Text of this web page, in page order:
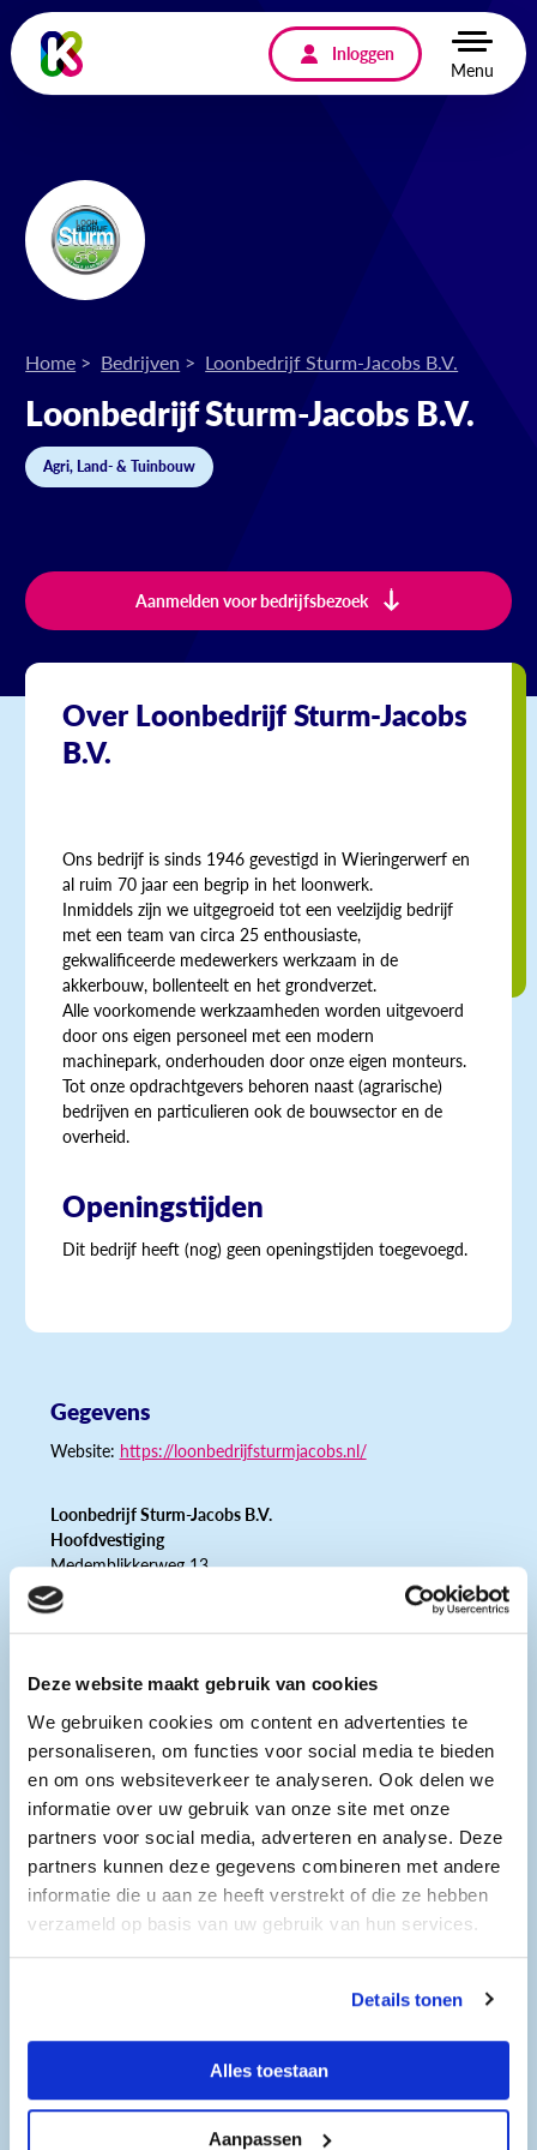
Deze website maakt gebruik van cookies
We gebruiken cookies om content en advertenties te
personaliseren, om functies voor social media te bieden
en om ons websiteverkeer te analyseren. Ook delen we
informatie over uw gebruik van onze site met onze
partners voor social media, adverteren en analyse. Deze
partners kunnen deze gegevens combineren met andere
informatie die u aan ze heeft verstrekt of die ze hebben
verzameld op basis van uw gebruik van hun services.
Details tonen
Alles toestaan
Aanpassen
Inloggen
Menu
Home Bedrijven Loonbedrijf Sturm-Jacobs B.V.
Loonbedrijf Sturm-Jacobs B.V.
Agri, Land- & Tuinbouw
Aanmelden voor bedrijfsbezoek
Over Loonbedrijf Sturm-Jacobs
B.V.
Ons bedrijf is sinds 1946 gevestigd in Wieringerwerf en
al ruim 70 jaar een begrip in het loonwerk.
Inmiddels zijn we uitgegroeid tot een veelzijdig bedrijf
met een team van circa 25 enthousiaste,
gekwalificeerde medewerkers werkzaam in de
akkerbouw, bollenteelt en het grondverzet.
Alle voorkomende werkzaamheden worden uitgevoerd
door ons eigen personeel met een modern
machinepark, onderhouden door onze eigen monteurs.
Tot onze opdrachtgevers behoren naast (agrarische)
bedrijven en particulieren ook de bouwsector en de
overheid.
Openingstijden
Dit bedrijf heeft (nog) geen openingstijden toegevoegd.
Gegevens
Website: https://loonbedrijfsturmjacobs.nl/
Loonbedrijf Sturm-Jacobs B.V.
Hoofdvestiging
Medemblikkerweg 13
1771SC Wieringerwerf
Impressie